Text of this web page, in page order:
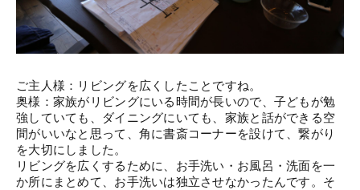
ご主人様：リビングを広くしたことですね。
奥様：家族がリビングにいる時間が長いので、子どもが勉
強していても、ダイニングにいても、家族と話ができる空
間がいいなと思って、角に書斎コーナーを設けて、繋がり
を大切にしました。
リビングを広くするために、お手洗い・お風呂・洗面を一
か所にまとめて、お手洗いは独立させなかったんです。そ